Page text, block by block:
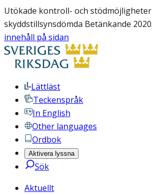
Utökade kontroll- och stödmöjligheter
skyddstillsynsdömda Betänkande
innehåll på sidan
Lättläst
Teckenspråk
In English
Other languages
Ordbok
Aktivera lyssna
Sök
Aktuellt